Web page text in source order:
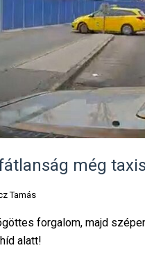
még
Tamás
forgalom, majd
alatt!